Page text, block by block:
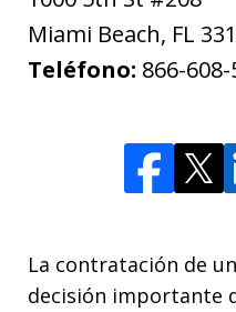
Miami Beach, FL
Teléfono: 866-
La contratación de
decisión importante